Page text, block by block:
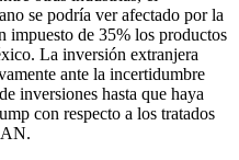
se podría ver afectado por la
impuesto de 35% los productos
La inversión extranjera
ante la incertidumbre
inversiones hasta que haya
con respecto a los tratados